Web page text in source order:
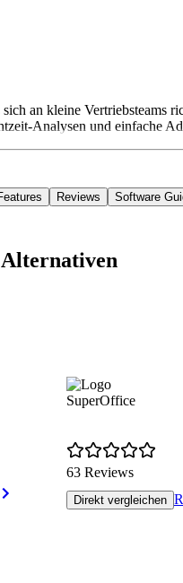
an kleine
Analysen und einfache
Reviews Software
Alternativen
SuperOffice
63 Reviews
Direkt vergleichen